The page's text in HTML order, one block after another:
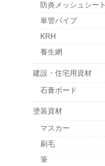
防炎メッシュシート
単管パイプ
KRH
養生網
建設・住宅用資材
石膏ボード
塗装資材
マスカー
刷毛
筆